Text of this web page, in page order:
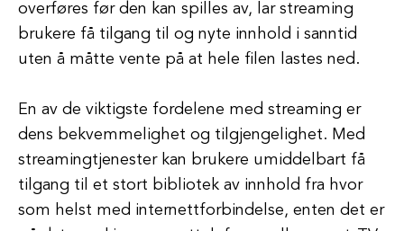
overføres før den kan spilles av, lar streaming
brukere få tilgang til og nyte innhold i sanntid
uten å måtte vente på at hele filen lastes ned.
En av de viktigste fordelene med streaming er
dens bekvemmelighet og tilgjengelighet. Med
streamingtjenester kan brukere umiddelbart få
tilgang til et stort bibliotek av innhold fra hvor
som helst med internettforbindelse, enten det er